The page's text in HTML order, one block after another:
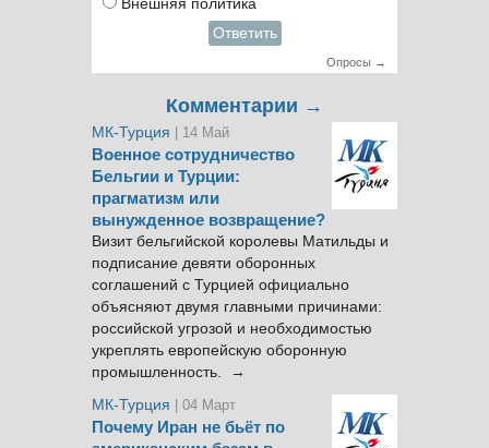
Внешняя политика
Ответить
Опросы →
Комментарии →
МК-Турция | 14 Май
Военное сотрудничество
Бельгии и Турции:
прагматизм или
вынужденное возвращение?
Визит бельгийской королевы Матильды и
подписание девяти оборонных
соглашений с Турцией официально
объясняют двумя главными причинами:
российской угрозой и необходимостью
укреплять европейскую оборонную
промышленность. →
МК-Турция
| 04 Март
Почему Иран не бьёт по